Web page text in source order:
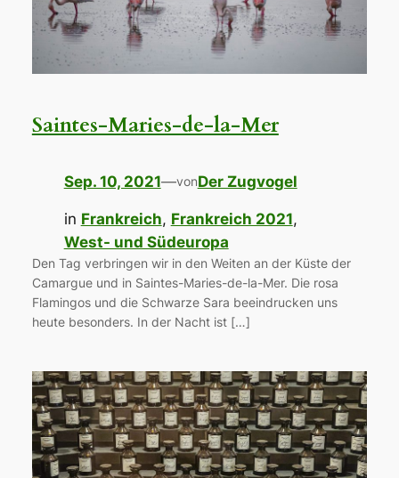
Saintes-Maries-de-la-Mer
Sep. 10, 2021—vonDer Zugvogel
in Frankreich, Frankreich 2021
West- und Südeuropa
Den Tag verbringen wir in den Weiten an der Küste der
Camargue und in Saintes-Maries-de-la-Mer. Die rosa
Flamingos und die Schwarze Sara beeindrucken uns
heute besonders. In der Nacht ist […]